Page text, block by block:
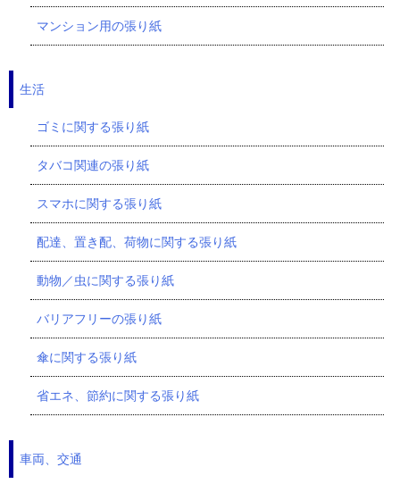
マンション用の張り紙
生活
ゴミに関する張り紙
タバコ関連の張り紙
スマホに関する張り紙
配達、置き配、荷物に関する張り紙
動物／虫に関する張り紙
バリアフリーの張り紙
傘に関する張り紙
省エネ、節約に関する張り紙
車両、交通